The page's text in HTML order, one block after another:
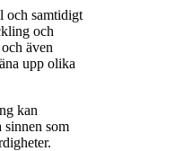
och samtidigt
och
även
upp olika
kan
sinnen som